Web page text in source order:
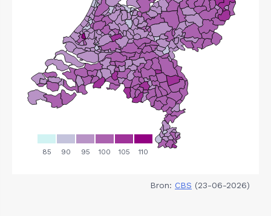
Bron: CBS (23-06-2026)